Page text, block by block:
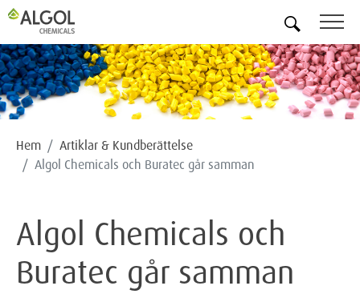
Hem
Artiklar & Kundberättelse
Algol Chemicals och Buratec går samman
Algol Chemicals och
Buratec går samman